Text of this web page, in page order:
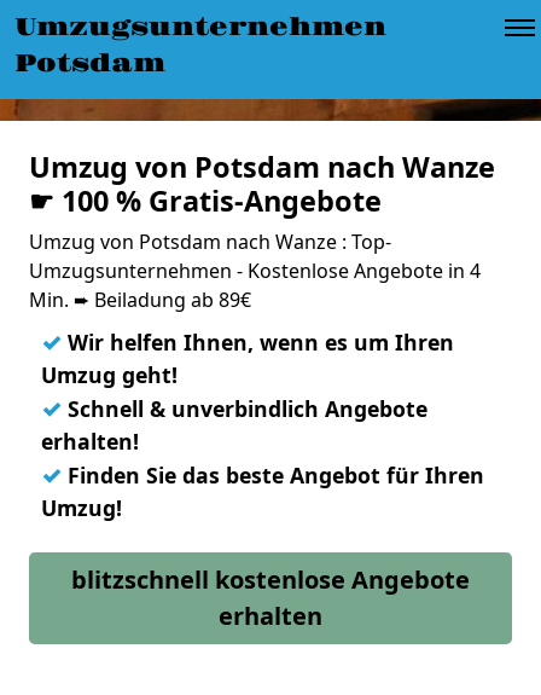
Umzugsunternehmen
Potsdam
Umzug von Potsdam nach Wanze
☛ 100 % Gratis-Angebote
Umzug von Potsdam nach Wanze : Top-
Umzugsunternehmen - Kostenlose Angebote in 4
Min. ➨ Beiladung ab 89€
✓ Wir helfen Ihnen, wenn es um Ihren
Umzug geht!
✓ Schnell & unverbindlich Angebote
erhalten!
✓ Finden Sie das beste Angebot für Ihren
Umzug!
blitzschnell kostenlose Angebote
erhalten